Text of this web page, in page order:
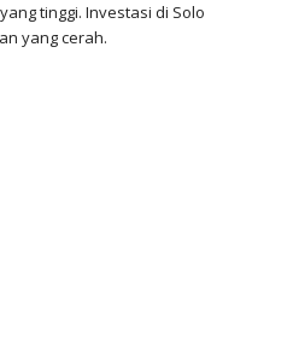
tinggi. Investasi di Solo
yang cerah.